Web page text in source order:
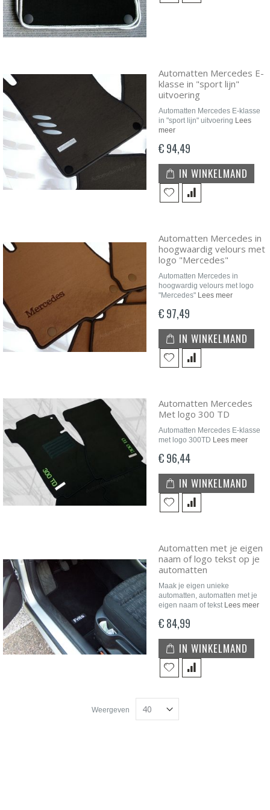
Automatten Mercedes E-
klasse in "sport lijn"
uitvoering
Automatten Mercedes E-klasse
in "sport lijn" uitvoering Lees
meer
€ 94,49
IN WINKELMAND
Automatten Mercedes in
hoogwaardig velours met
logo "Mercedes"
Automatten Mercedes in
hoogwardig velours met logo
"Mercedes" Lees meer
€ 97,49
IN WINKELMAND
Automatten Mercedes
Met logo 300 TD
Automatten Mercedes E-klasse
met logo 300TD Lees meer
€ 96,44
IN WINKELMAND
Automatten met je eigen
naam of logo tekst op je
automatten
Maak je eigen unieke
automatten, automatten met je
eigen naam of tekst Lees meer
€ 84,99
IN WINKELMAND
Weergeven